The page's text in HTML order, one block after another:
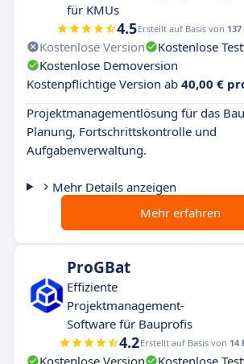
für KMUs
4.5Erstellt auf Basis von
Kostenlose Version
Kostenlose
Kostenlose Demoversion
Kostenpflichtige Version ab 40,00 €
Projektmanagementlösung für das
Planung, Fortschrittskontrolle und
Aufgabenverwaltung.
Mehr Details anzeigen
Mehr erfahren
ProGBat
Effiziente
Projektmanagement-
Software für Bauprofis
4.2Erstellt auf Basis von 14
Kostenlose Version
Kostenlose